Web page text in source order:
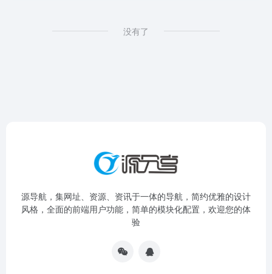
没有了
源导航，集网址、资源、资讯于一体的导航，简约优雅的设计
风格，全面的前端用户功能，简单的模块化配置，欢迎您的体
验